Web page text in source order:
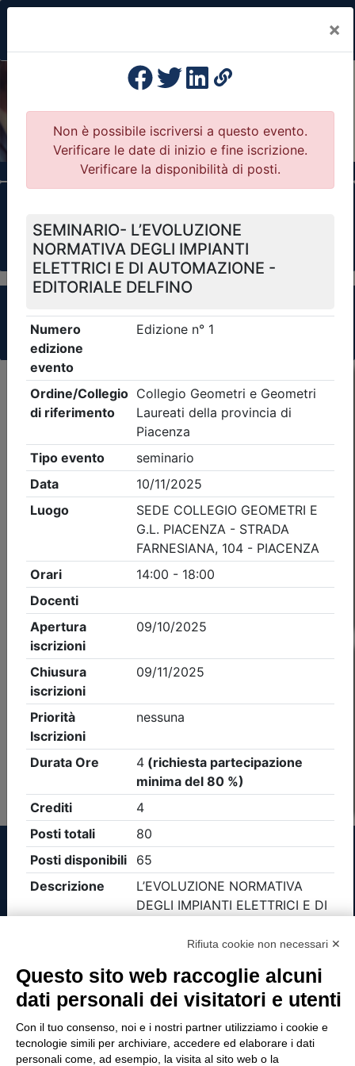
×
Previous
Il portale della formazione per Ordini e
Collegi Professionali
Clicca qui - espandi la sezione dei filtri ricerca
eventi
Criteri di ricerca applicati:
- Tipo Ordine/collegio:Geometri- Ordine:
Piacenza- Eventi in programma dal
Precedente 1 Successiva
Nessun risultato per i parametri inseriti
Esito della ricerca eventi formativi
Non è stato trovato nessun evento formativo con i
parametri di ricerca utilizzati
Tinexta Visura SpA
Società con Socio Unico
Società soggetta alla direzione e coordinamento
P.IVA 05338771008 REA n. 877679
Rifiuta cookie non necessari ✕
Questo sito web raccoglie alcuni
dati personali dei visitatori e utenti
Con il tuo consenso, noi e i nostri partner utilizziamo i cookie e
tecnologie simili per archiviare, accedere ed elaborare i dati
personali come, ad esempio, la visita al sito web o la